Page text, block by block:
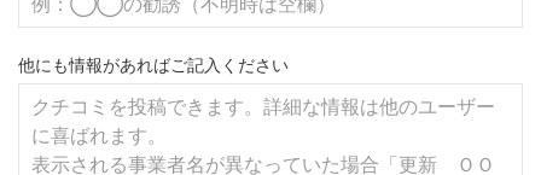
他にも情報があればご記入ください